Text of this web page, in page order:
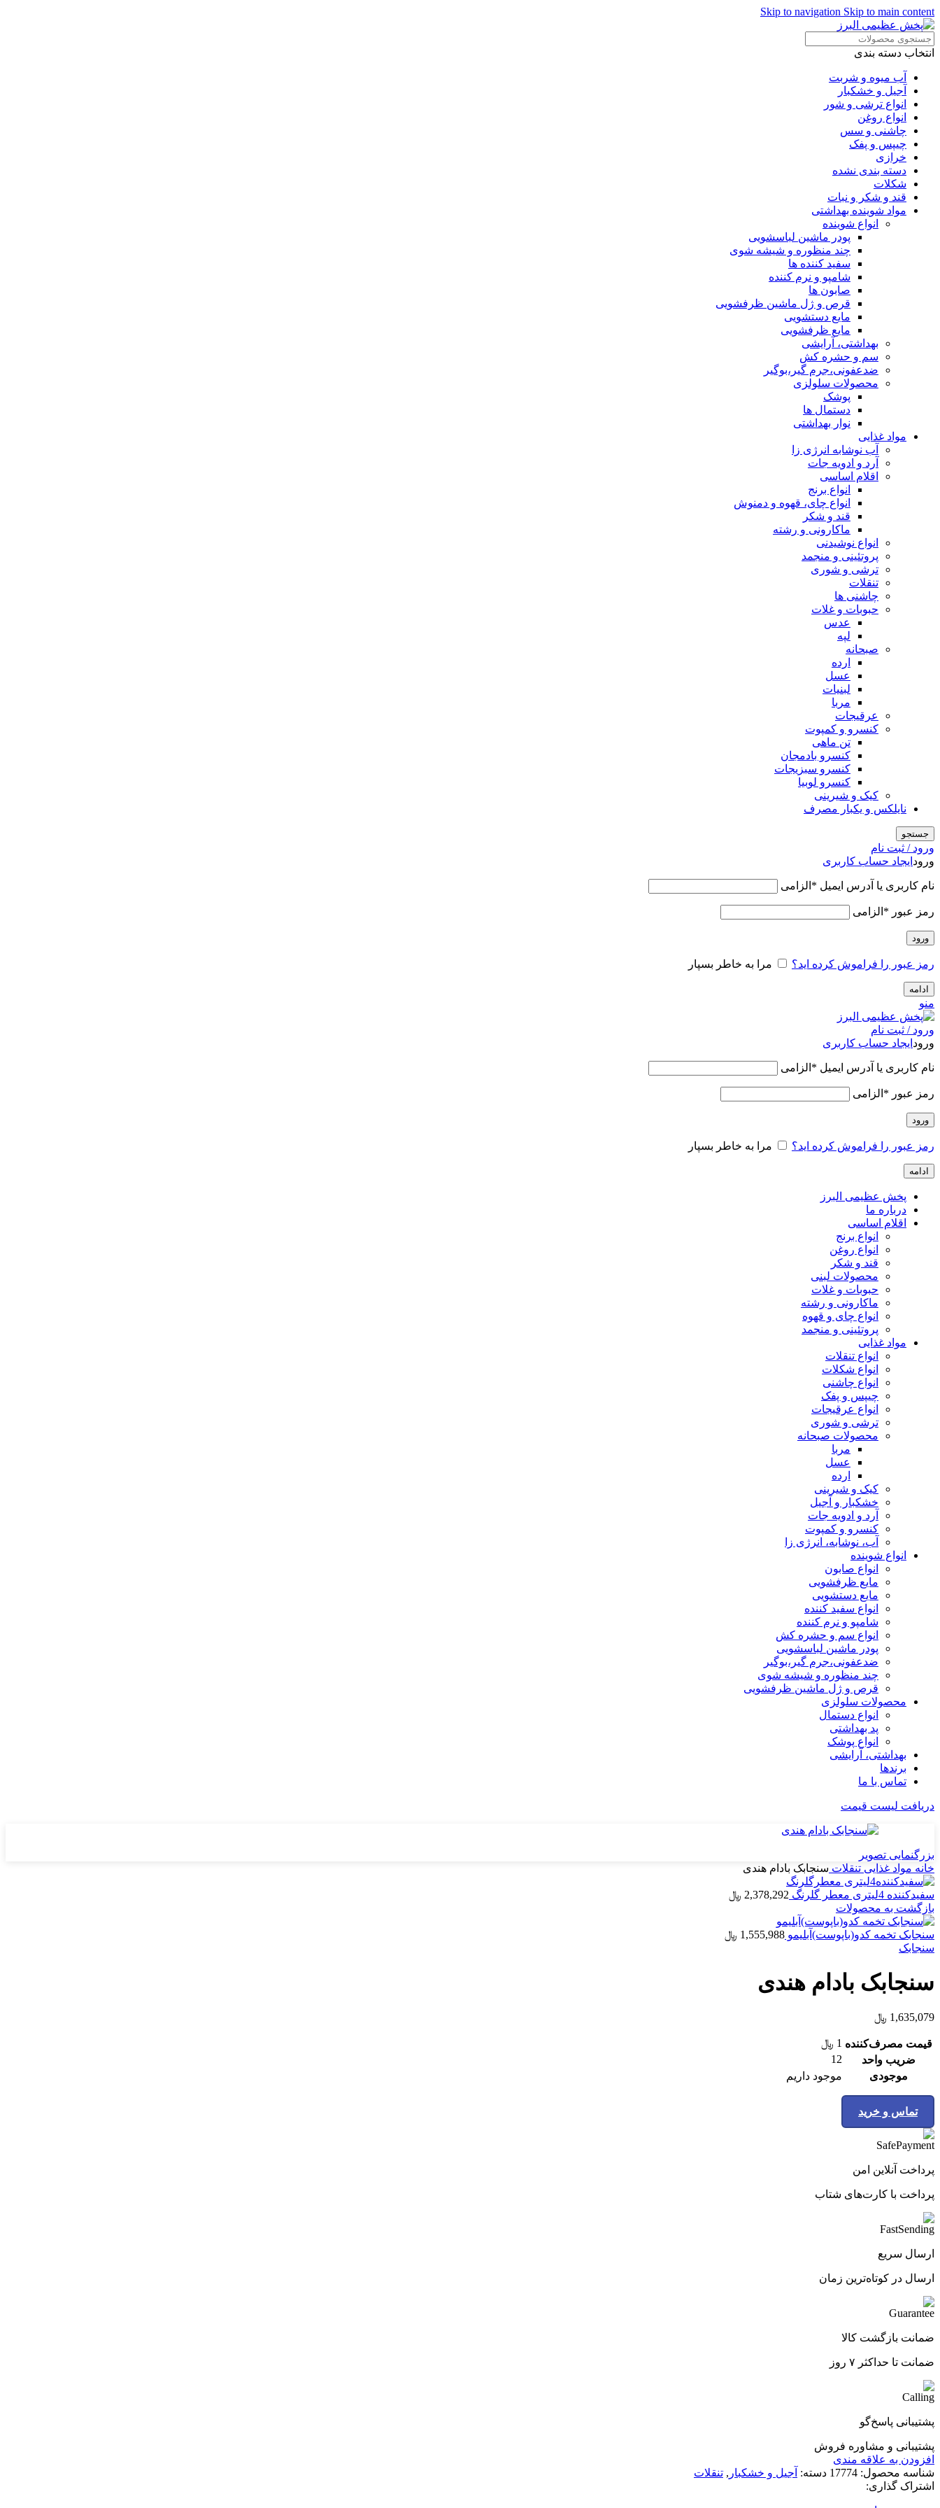
Skip to navigation Skip to main content
انتخاب دسته بندی
آب میوه و شربت
آجیل و خشکبار
انواع ترشی و شور
انواع روغن
چاشنی و سس
چیپس و پفک
خرازی
دسته بندی نشده
شکلات
قند و شکر و نبات
مواد شوینده بهداشتی
انواع شوینده
پودر ماشین لباسشویی
چند منظوره و شیشه شوی
سفید کننده ها
شامپو و نرم کننده
صابون ها
قرص و ژل ماشین ظرفشویی
مایع دستشویی
مایع ظرفشویی
بهداشتی، آرایشی
سم و حشره کش
ضدعفونی،جرم گیر،بوگیر
محصولات سلولزی
پوشک
دستمال ها
نوار بهداشتی
مواد غذایی
آب نوشابه انرژی زا
آرد و ادویه جات
اقلام اساسی
انواع برنج
انواع چای، قهوه و دمنوش
قند و شکر
ماکارونی و رشته
انواع نوشیدنی
پروتئینی و منجمد
ترشی و شوری
تنقلات
چاشنی ها
حبوبات و غلات
عدس
لپه
صبحانه
ارده
عسل
لبنیات
مربا
عرقیجات
کنسرو و کمپوت
تن ماهی
کنسرو بادمجان
کنسرو سبزیجات
کنسرو لوبیا
کیک و شیرینی
نایلکس و یکبار مصرف
جستجو
ورود / ثبت نام
ورود ایجاد حساب کاربری
نام کاربری یا آدرس ایمیل * الزامی
رمز عبور * الزامی
ورود
رمز عبور را فراموش کرده اید؟ مرا به خاطر بسپار
ادامه
منو
ورود / ثبت نام
ورود ایجاد حساب کاربری
نام کاربری یا آدرس ایمیل * الزامی
رمز عبور * الزامی
ورود
رمز عبور را فراموش کرده اید؟ مرا به خاطر بسپار
ادامه
پخش عظیمی البرز
درباره ما
اقلام اساسی
انواع برنج
انواع روغن
قند و شکر
محصولات لبنی
حبوبات و غلات
ماکارونی و رشته
انواع چای و قهوه
پروتئینی و منجمد
مواد غذایی
انواع تنقلات
انواع شکلات
انواع چاشنی
چیپس و پفک
انواع عرقیجات
ترشی و شوری
محصولات صبحانه
مربا
عسل
ارده
کیک و شیرینی
خشکبار و آجیل
آرد و ادویه جات
کنسرو و کمپوت
آب، نوشابه، انرژی زا
انواع شوینده
انواع صابون
مایع ظرفشویی
مایع دستشویی
انواع سفید کننده
شامپو و نرم کننده
انواع سم و حشره کش
پودر ماشین لباسشویی
ضدعفونی،جرم گیر،بوگیر
چند منظوره و شیشه شوی
قرص و ژل ماشین ظرفشویی
محصولات سلولزی
انواع دستمال
پد بهداشتی
انواع پوشک
بهداشتی، آرایشی
برندها
تماس با ما
دریافت لیست قیمت
بزرگنمایی تصویر
خانه مواد غذایی تنقلات سنجابک بادام هندی
سفیدکننده 4لیتری معطر گلرنگ 2,378,292 ﷼
بازگشت به محصولات
سنجابک تخمه کدو(باپوست)آبلیمو 1,555,988 ﷼
سنجابک
سنجابک بادام هندی
1,635,079 ﷼
قیمت مصرف‌کننده 1 ﷼
ضریب واحد
12
موجودی
موجود داریم
تماس و خرید
پرداخت آنلاین امن
پرداخت با کارت‌های شتاب
ارسال سریع
ارسال در کوتاه‌ترین زمان
ضمانت بازگشت کالا
ضمانت تا حداکثر ۷ روز
پشتیبانی پاسخ‌گو
پشتیبانی و مشاوره فروش
افزودن به علاقه مندی
شناسه محصول: 17774 دسته: آجیل و خشکبار , تنقلات
اشتراک گذاری: